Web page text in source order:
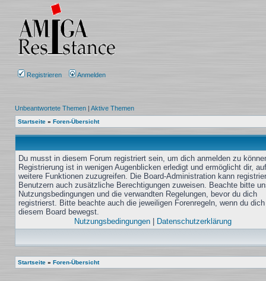
Registrieren Anmelden
Unbeantwortete Themen | Aktive Themen
Startseite » Foren-Übersicht
Du musst in diesem Forum registriert sein, um dich anmelden zu
Registrierung ist in wenigen Augenblicken erledigt und ermöglicht dir, auf
weitere Funktionen zuzugreifen. Die Board-Administration kann
Benutzern auch zusätzliche Berechtigungen zuweisen. Beachte bitte
Nutzungsbedingungen und die verwandten Regelungen, bevor du dich
registrierst. Bitte beachte auch die jeweiligen Forenregeln, wenn du
diesem Board bewegst.
Nutzungsbedingungen
Datenschutzerklärung
Startseite » Foren-Übersicht